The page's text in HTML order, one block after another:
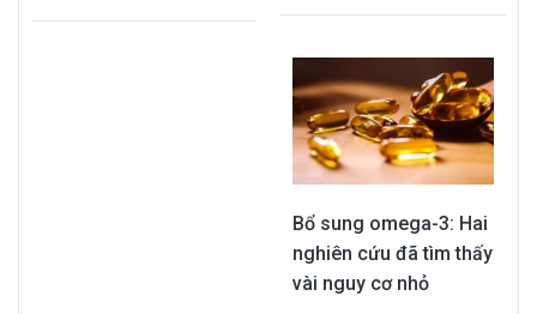
Bổ sung omega-3: Hai
nghiên cứu đã tìm thấy
vài nguy cơ nhỏ